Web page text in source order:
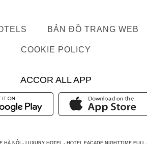
BẢN ĐỒ TRANG WEB
COOKIE POLICY
ACCOR ALL APP
HÀ NỘI - LUXURY HOTEL - HOTEL FACADE NIGHTTIME FULL